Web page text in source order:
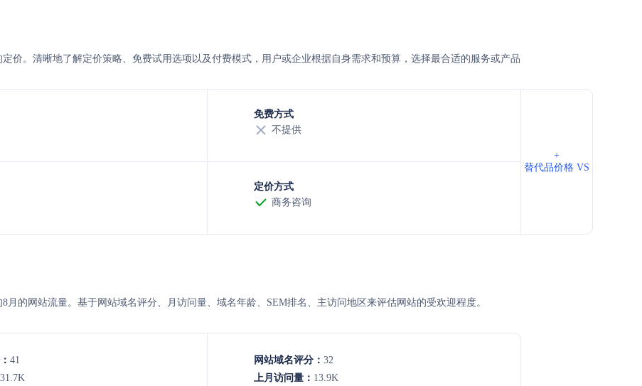
定价。清晰地了解定价策略、免费试用选项以及付费模式，用户或企业根据自身需求和预算，选择最合适的服务或产品
免费方式
不提供
定价方式
商务咨询
+
替代品价格 VS
8月的网站流量。基于网站域名评分、月访问量、域名年龄、SEM排名、主访问地区来评估网站的受欢迎程度。
41
31.7K
网站域名评分： 32
上月访问量： 13.9K